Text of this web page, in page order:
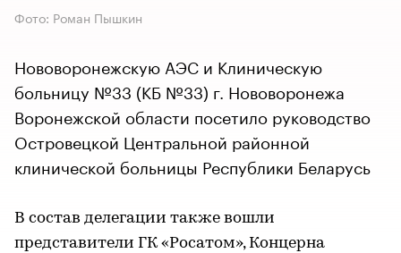
Фото: Роман Пышкин
Нововоронежскую АЭС и Клиническую
больницу №33 (КБ №33) г. Нововоронежа
Воронежской области посетило руководство
Островецкой Центральной районной
клинической больницы Республики Беларусь
В состав делегации также вошли
представители ГК «Росатом», Концерна